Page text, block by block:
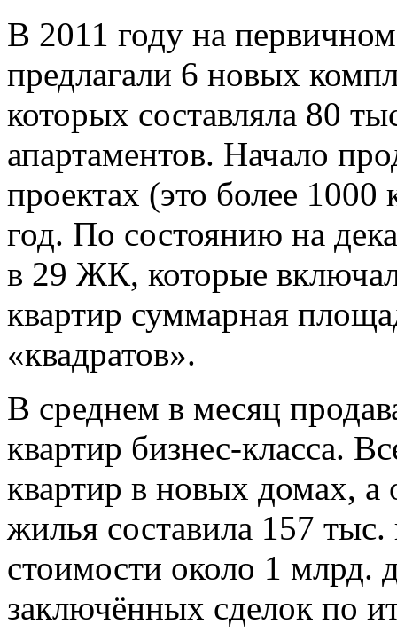
В 2011 году на
предлагали 6 новых
которых составляла 80
апартаментов. Начало
проектах (это более 1000
год. По состоянию на
в 29 ЖК, которые
квартир суммарная
«квадратов».
В среднем в месяц
квартир бизнес-класса.
квартир в новых домах, а
жилья составила 157
стоимости около 1 млрд.
заключённых сделок по